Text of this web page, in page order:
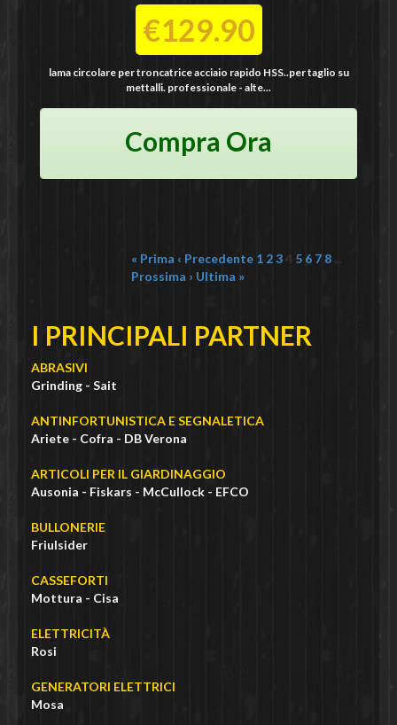
€129.90
lama circolare per troncatrice acciaio rapido HSS..per taglio su
mettalli. professionale - alte...
Compra Ora
« Prima ‹ Precedente 1 23 4 5 6 7 8 ...
Prossima › Ultima »
I PRINCIPALI PARTNER
ABRASIVI
Grinding - Sait
ANTINFORTUNISTICA E SEGNALETICA
Ariete - Cofra - DB Verona
ARTICOLI PER IL GIARDINAGGIO
Ausonia - Fiskars - McCullock - EFCO
BULLONERIE
Friulsider
CASSEFORTI
Mottura - Cisa
ELETTRICITÀ
Rosi
GENERATORI ELETTRICI
Mosa